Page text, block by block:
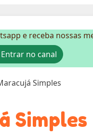
e receba nossas
Entrar no canal
Simples
Simples